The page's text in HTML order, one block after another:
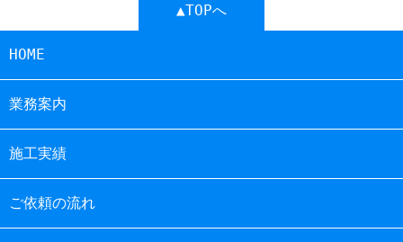
▲TOPへ
HOME
業務案内
施工実績
ご依頼の流れ